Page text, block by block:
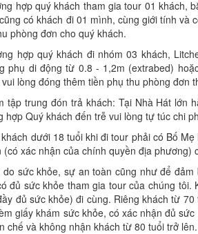
hợp quý khách tham gia tour 01 khách,
có khách đi 01 mình, cùng giới tính và
phòng đơn cho quý khách.
hợp quý khách đi nhóm 03 khách,
phụ di động từ 0.8 - 1,2m (extrabed)
lòng đóng thêm tiền phụ thu phòng đơn
tập trung đón trả khách: Tại Nhà Hát lớn
hợp Quý khách đến trễ vui lòng tự túc chi
dưới 18 tuổi khi đi tour phải có Bố
(có xác nhận của chính quyền địa phương)
sức khỏe, sự an toàn cũng như để
đủ sức khỏe tham gia tour của chúng
đủ sức khỏe) đi cùng. Riêng khách từ
giấy khám sức khỏe, có xác nhận đủ
chế và không nhận khách từ 80 tuổi trở